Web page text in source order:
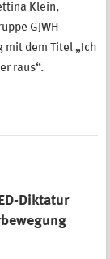
Klein,
GJWH
mit dem Titel „Ich
raus“.
Diktatur